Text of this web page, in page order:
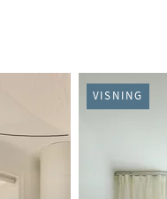
VISNING